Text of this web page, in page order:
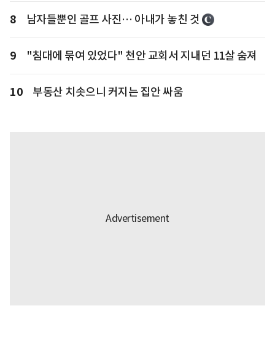
8 남자들뿐인 골프 사진… 아내가 놓친 것
9 "침대에 묶여 있었다" 천안 교회서 지내던 11살 숨져
10 부동산 치솟으니 커지는 집안 싸움